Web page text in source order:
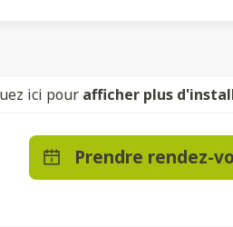
ici pour afficher plus
Prendre rendez-